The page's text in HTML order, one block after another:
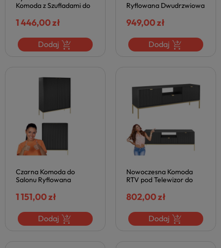
Komoda z Szufladami do
Nowoczesna Matowa
1 446,00 zł
Dodaj
Ryflowana Dwudrzwiowa
Szufladami Matowa
Czarna NOVA
949,00 zł
Dodaj
Czarna Komoda do
Salonu Ryflowana
Nowoczesne Metalowe
Złote Nogi NOVA
1 151,00 zł
Dodaj
Nowoczesna Komoda
RTV pod Telewizor do
Ryflowana Czarny Mat
NOVA
802,00 zł
Dodaj